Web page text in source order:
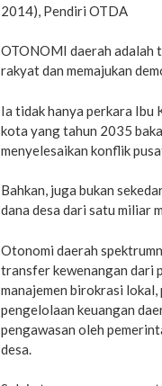
2014), Pendiri OTDA
OTONOMI daerah adalah
rakyat dan memajukan
Ia tidak hanya perkara Ibu
kota yang tahun 2035
menyelesaikan konflik
Bahkan, juga bukan
dana desa dari satu miliar
Otonomi daerah
transfer kewenangan dari
manajemen birokrasi
pengelolaan keuangan
pengawasan oleh
desa.